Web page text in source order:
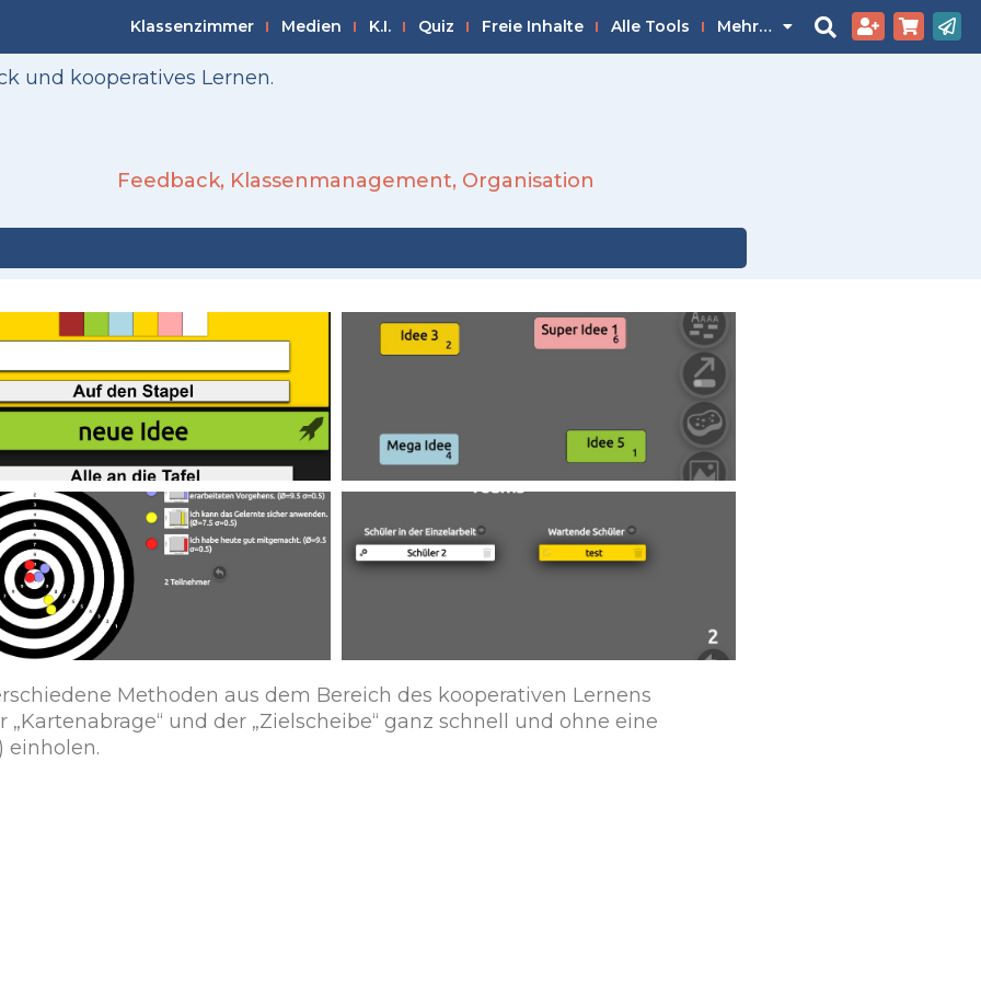
Klassenzimmer Medien K.I. Quiz Freie Inhalte Alle Tools Mehr…
und kooperatives Lernen.
Feedback, Klassenmanagement, Organisation
Methoden aus dem Bereich des kooperativen Lernens
und der „Zielscheibe“ ganz schnell und ohne eine
einholen.